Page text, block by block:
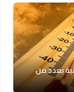
بعدد من